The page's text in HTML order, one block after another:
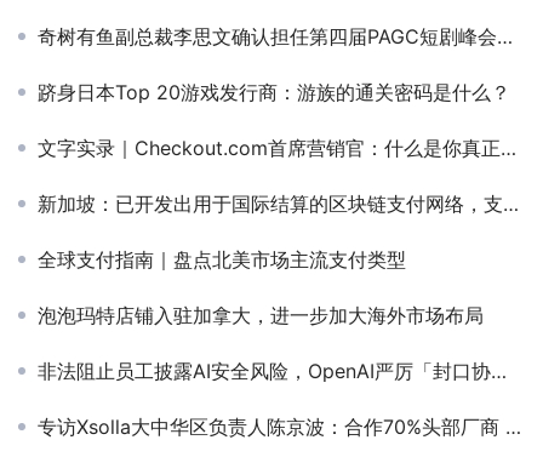
奇树有鱼副总裁李思文确认担任第四届PAGC短剧峰会圆桌嘉宾
跻身日本Top 20游戏发行商：游族的通关密码是什么？
文字实录｜Checkout.com首席营销官：什么是你真正需要的全球支付
新加坡：已开发出用于国际结算的区块链支付网络，支持多币种
全球支付指南｜盘点北美市场主流支付类型
泡泡玛特店铺入驻加拿大，进一步加大海外市场布局
非法阻止员工披露AI安全风险，OpenAI严厉「封口协议」再遭举报
专访Xsolla大中华区负责人陈京波：合作70%头部厂商 我们为出海游戏定制多元解决方案